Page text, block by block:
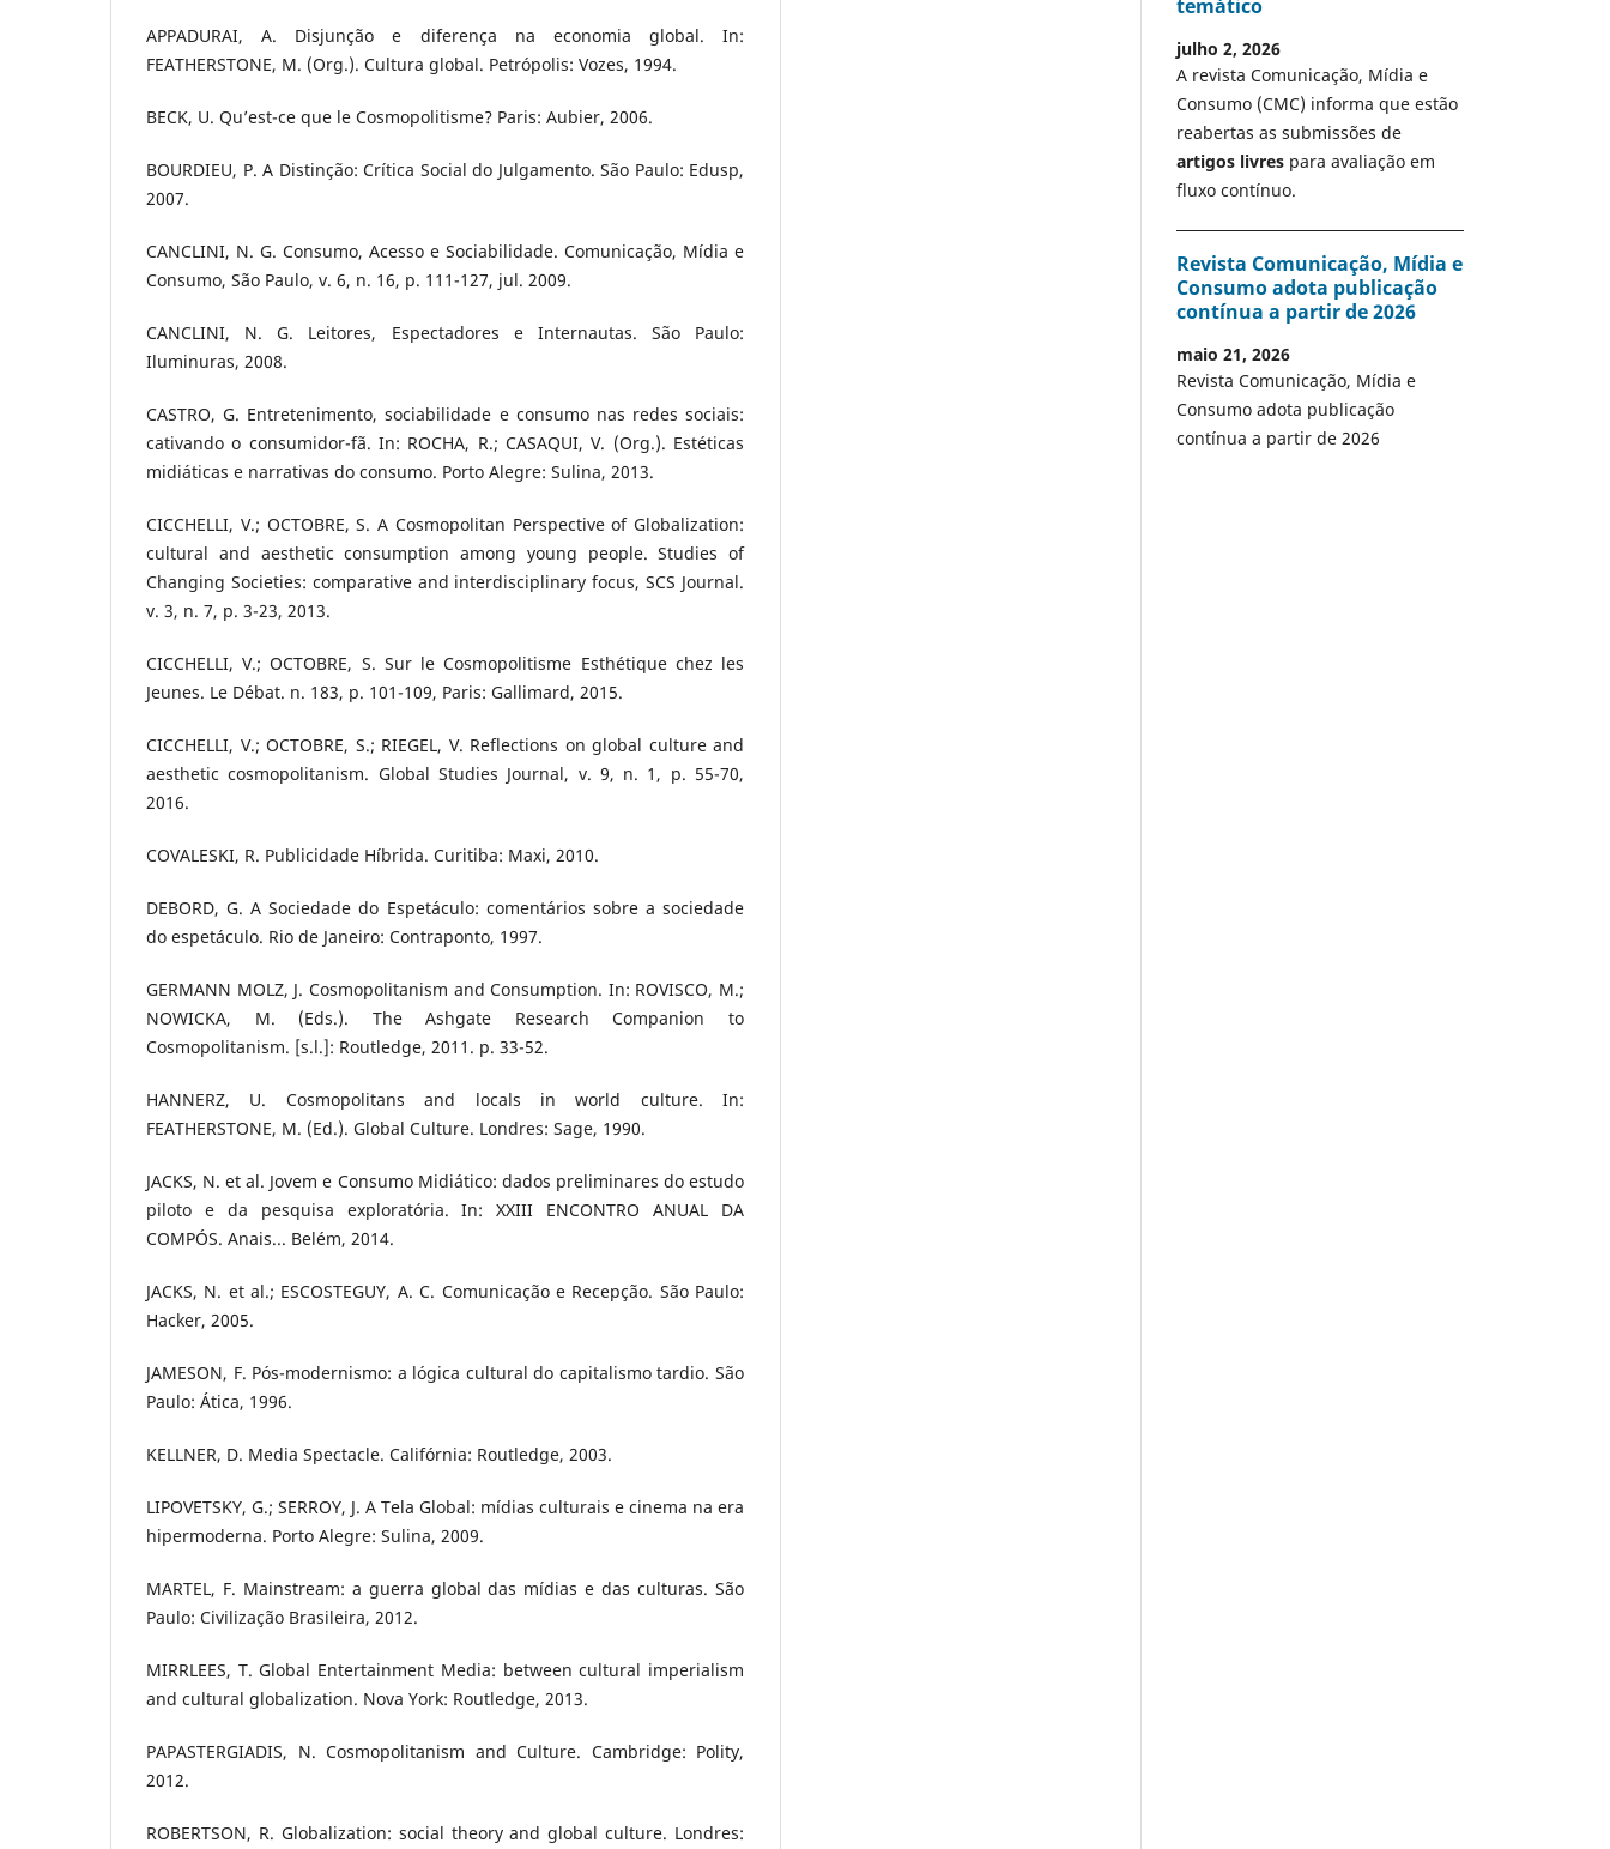
APPADURAI, A. Disjunção e diferença na economia global. In:
FEATHERSTONE, M. (Org.). Cultura global. Petrópolis: Vozes, 1994.
BECK, U. Qu’est-ce que le Cosmopolitisme? Paris: Aubier, 2006.
BOURDIEU, P. A Distinção: Crítica Social do Julgamento. São Paulo: Edusp,
2007.
CANCLINI, N. G. Consumo, Acesso e Sociabilidade. Comunicação, Mídia e
Consumo, São Paulo, v. 6, n. 16, p. 111-127, jul. 2009.
CANCLINI, N. G. Leitores, Espectadores e Internautas. São Paulo:
Iluminuras, 2008.
CASTRO, G. Entretenimento, sociabilidade e consumo nas redes sociais:
cativando o consumidor-fã. In: ROCHA, R.; CASAQUI, V. (Org.). Estéticas
midiáticas e narrativas do consumo. Porto Alegre: Sulina, 2013.
CICCHELLI, V.; OCTOBRE, S. A Cosmopolitan Perspective of Globalization:
cultural and aesthetic consumption among young people. Studies of
Changing Societies: comparative and interdisciplinary focus, SCS Journal.
v. 3, n. 7, p. 3-23, 2013.
CICCHELLI, V.; OCTOBRE, S. Sur le Cosmopolitisme Esthétique chez les
Jeunes. Le Débat. n. 183, p. 101-109, Paris: Gallimard, 2015.
CICCHELLI, V.; OCTOBRE, S.; RIEGEL, V. Reflections on global culture and
aesthetic cosmopolitanism. Global Studies Journal, v. 9, n. 1, p. 55-70,
2016.
COVALESKI, R. Publicidade Híbrida. Curitiba: Maxi, 2010.
DEBORD, G. A Sociedade do Espetáculo: comentários sobre a sociedade
do espetáculo. Rio de Janeiro: Contraponto, 1997.
GERMANN MOLZ, J. Cosmopolitanism and Consumption. In: ROVISCO, M.;
NOWICKA, M. (Eds.). The Ashgate Research Companion to
Cosmopolitanism. [s.l.]: Routledge, 2011. p. 33-52.
HANNERZ, U. Cosmopolitans and locals in world culture. In:
FEATHERSTONE, M. (Ed.). Global Culture. Londres: Sage, 1990.
JACKS, N. et al. Jovem e Consumo Midiático: dados preliminares do estudo
piloto e da pesquisa exploratória. In: XXIII ENCONTRO ANUAL DA
COMPÓS. Anais... Belém, 2014.
JACKS, N. et al.; ESCOSTEGUY, A. C. Comunicação e Recepção. São Paulo:
Hacker, 2005.
JAMESON, F. Pós-modernismo: a lógica cultural do capitalismo tardio. São
Paulo: Ática, 1996.
KELLNER, D. Media Spectacle. Califórnia: Routledge, 2003.
LIPOVETSKY, G.; SERROY, J. A Tela Global: mídias culturais e cinema na era
hipermoderna. Porto Alegre: Sulina, 2009.
MARTEL, F. Mainstream: a guerra global das mídias e das culturas. São
Paulo: Civilização Brasileira, 2012.
MIRRLEES, T. Global Entertainment Media: between cultural imperialism
and cultural globalization. Nova York: Routledge, 2013.
PAPASTERGIADIS, N. Cosmopolitanism and Culture. Cambridge: Polity,
2012.
ROBERTSON, R. Globalization: social theory and global culture. Londres:
temático
julho 2, 2026
A revista Comunicação, Mídia e
Consumo (CMC) informa que estão
reabertas as submissões de
artigos livres para avaliação em
fluxo contínuo.
Revista Comunicação, Mídia e
Consumo adota publicação
contínua a partir de 2026
maio 21, 2026
Revista Comunicação, Mídia e
Consumo adota publicação
contínua a partir de 2026